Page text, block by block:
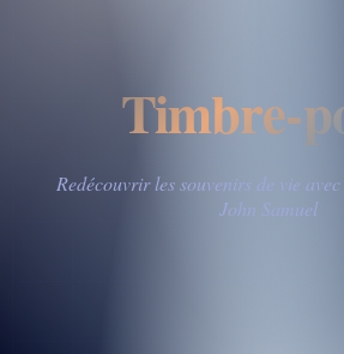
Timbre-
Redécouvrir les souvenirs de vie
John Samuel